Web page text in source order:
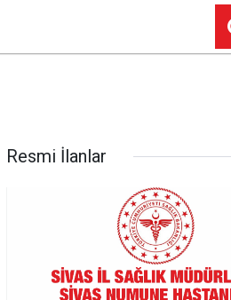
Resmi İlanlar